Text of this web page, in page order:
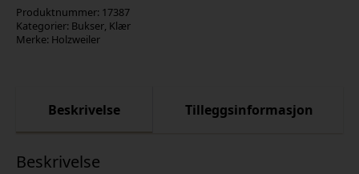
antall
Produktnummer: 17387
Kategorier: Bukser, Klær
Merke: Holzweiler
Beskrivelse Tilleggsinformasjon
Beskrivelse